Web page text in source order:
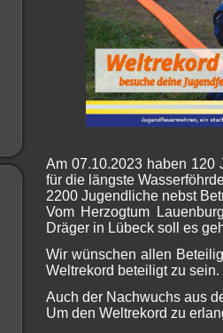
Am 07.10.2023 haben 120
für die längste
2200 Jugendliche nebst
Vom Herzogtum
Dräger in Lübeck soll es
Wir wünschen allen
Weltrekord beteiligt zu sein.
Auch der Nachwuchs aus
Um den Weltrekord zu